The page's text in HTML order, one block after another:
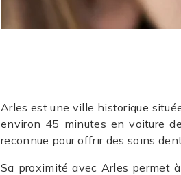
Arles est une ville historique
environ 45 minutes en voiture
reconnue pour offrir des soins
Sa proximité avec Arles permet